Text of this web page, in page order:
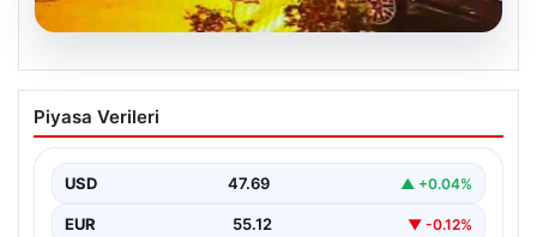
05.08.2026
Nilda Müge’nin Ölümüne Yönelik Silahlı
Saldırının Kameralara Yansıyan
İstanbul’un Şişli ilçesinde yaşanan korkutucu olayda,
ilaçları…
Piyasa Verileri
USD 47.69 ▲ +0.04%
EUR 55.12 ▼ -0.12%